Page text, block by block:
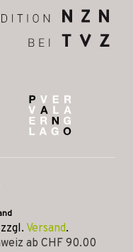
Versand.
ab CHF 90.00